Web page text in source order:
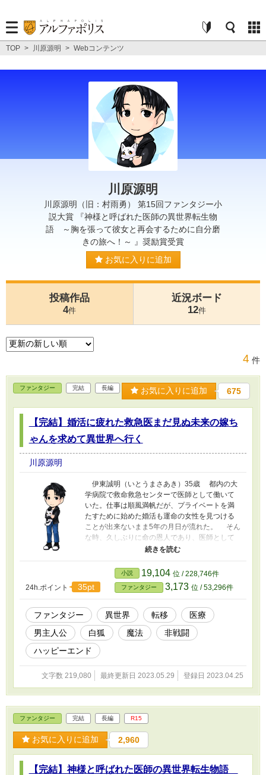
TOP > 川原源明 > Webコンテンツ
川原源明
川原源明（旧：村雨勇） 第15回ファンタジー小
説大賞 『神様と呼ばれた医師の異世界転生物
語 ～胸を張って彼女と再会するために自分磨
きの旅へ！～ 』奨励賞受賞
お気に入りに追加
投稿作品
4件
近況ボード
12件
4 件
ファンタジー 完結 長編 お気に入りに追加 675
【完結】婚活に疲れた救急医まだ見ぬ未来の嫁ち
ゃんを求めて異世界へ行く
川原源明
伊東誠明（いとうまさあき）35歳 都内の大
学病院で救命救急センターで医師として働いて
いた。仕事は順風満帆だが、プライベートを満
たすために始めた婚活も運命の女性を見つける
ことが出来ないまま5年の月日が流れた。 そん
な時、久しぶりに命の恩人であり、医師として
の師匠でもある秋津先生を見かけ「良い人を紹
なかった。 自分が居る救命救急センターの看
護主任をしている萩原さんに相談してみてはと
言われ、職場に戻った誠明はすぐに萩原さんに
相談すると、仕事後によく当たるという占いに
行くことになった。 終業後、萩原さんと共に
占いの館を目指していると、萩原さんから不思
議な事を聞いた。「何か深い悩みを抱えてない
限りたどり着けないとい」という、不安な気持
ちになりつつも、占いの館にたどり着いた。
占い師の老婆から、運命の相手は日本に居ない
と告げられ、国際結婚！？とワクワクするよう
な答えが返ってきた。色々旅支度をしたうえ
で、3日後再度占いの館に来るように指示され
た。 誠明は、どんな辺境の地に行っても困ら
ないように、キャンプ道具などの道具から、食
材、手術道具、薬等買える物をすべてそろえて
た。 ３日後占いの館を訪れると。占い師の老
独身が約束されると聞いて、迷わず行くという
24h.ポイント 35pt
小説 19,104 位 / 228,746件
ファンタジー 3,173 位 / 53,296件
ファンタジー 異世界 転移
医療
男主人公
白狐 魔法
非戦闘
ハッピーエンド
文字数 219,080 最終更新日 2023.05.29 登録日 2023.04.25
ファンタジー 完結 長編 R15
お気に入りに追加 2,960
【完結】神様と呼ばれた医師の異世界転生物語